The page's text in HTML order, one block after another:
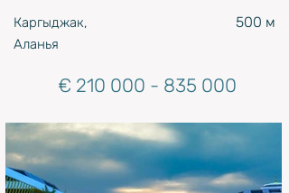
Каргыджак,
Аланья
500 м
€ 210 000 - 835 000